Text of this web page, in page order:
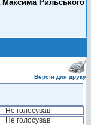
Максима Рильського
Версія для друку
Не голосував
Не голосував